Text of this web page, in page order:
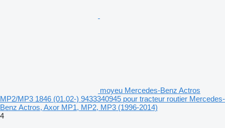
moyeu Mercedes-Benz Actros
MP2/MP3 1846 (01.02-) 9433340945 pour tracteur routier Mercedes-
Benz Actros, Axor MP1, MP2, MP3 (1996-2014)
4